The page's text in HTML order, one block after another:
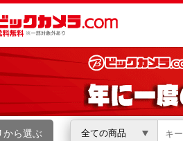
から選ぶ 全ての商品
こんにちは